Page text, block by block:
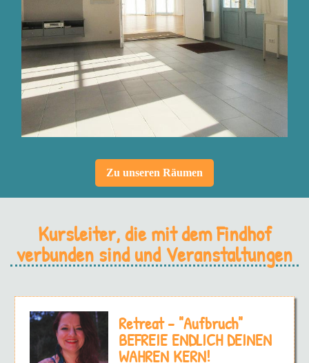
Zu unseren Räumen
Kursleiter, die mit dem Findhof
verbunden sind und Veranstaltungen
Retreat - "Aufbruch"
BEFREIE ENDLICH DEINEN
WAHREN KERN!